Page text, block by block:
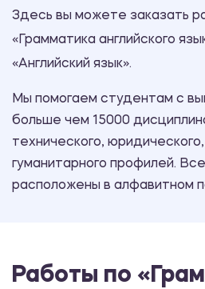
Здесь вы можете заказать
«Грамматика английского
«Английский язык».
Мы помогаем студентам с
больше чем 15000
технического,
гуманитарного профилей.
расположены в алфавитном
Работы по